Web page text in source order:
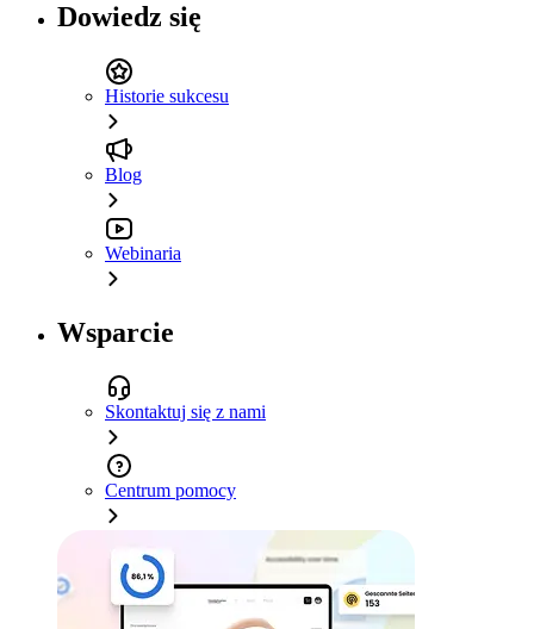
Dowiedz się
Historie sukcesu
Blog
Webinaria
Wsparcie
Skontaktuj się z nami
Centrum pomocy